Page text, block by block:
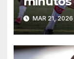
vitória
Série B
MAR 21, 2026